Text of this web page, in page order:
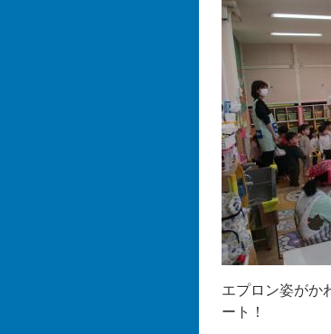
エプロン姿がか
ート！